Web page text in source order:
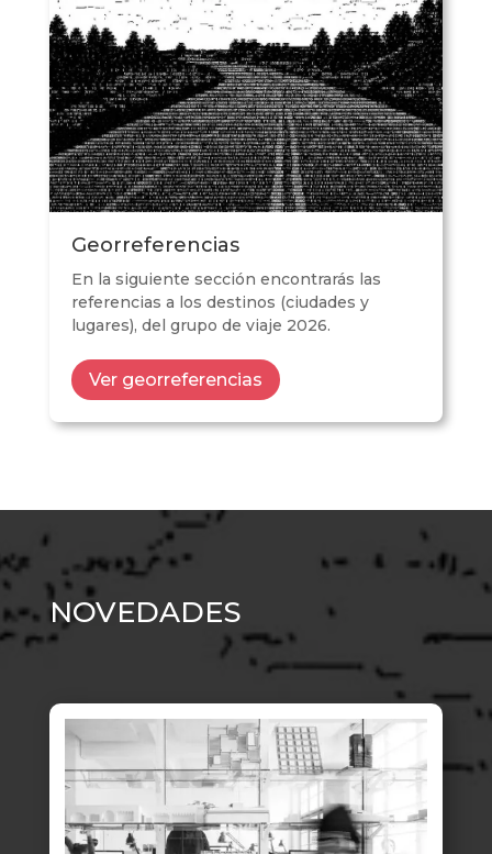
Georreferencias
En la siguiente sección encontrarás las
referencias a los destinos (ciudades y
lugares), del grupo de viaje 2026.
Ver georreferencias
NOVEDADES